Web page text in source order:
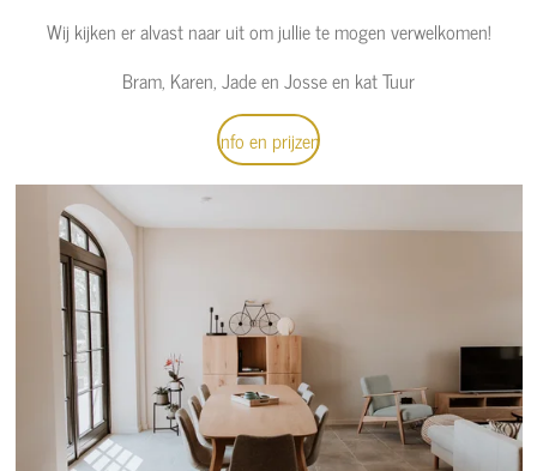
Wij kijken er alvast naar uit om jullie te mogen verwelkomen!
Bram, Karen, Jade en Josse en kat Tuur
Info en prijzen